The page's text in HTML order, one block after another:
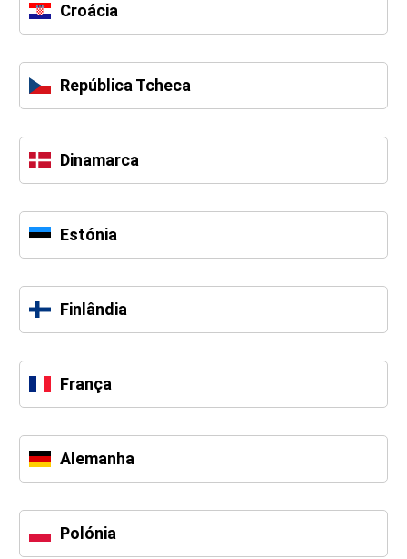
Croácia
República Tcheca
Dinamarca
Estónia
Finlândia
França
Alemanha
Polónia